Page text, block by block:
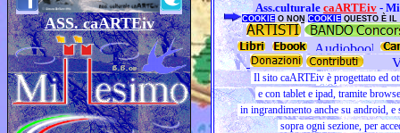
ASS. caARTEiv
Ass.culturale caARTEiv -
COOKIEO NON COOKIEQUESTO È IL
Il sito caARTEiv è progettato ed
e con tablet e ipad, tramite
in ingrandimento anche su android,
sopra ogni sezione, per